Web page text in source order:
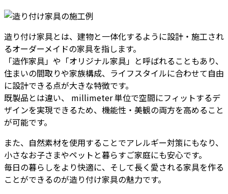
造り付け家具とは、建物と一体化するように設計・施工され
るオーダーメイドの家具を指します。
「造作家具」や「オリジナル家具」と呼ばれることもあり、
住まいの間取りや家族構成、ライフスタイルに合わせて自由
に設計できる点が大きな特徴です。
既製品とは違い、 millimeter 単位で空間にフィットするデ
ザインを実現できるため、機能性・美観の両方を高めること
が可能です。
また、自然素材を使用することでアレルギー対策にもなり、
小さなお子さまやペットと暮らすご家庭にも安心です。
毎日の暮らしをより快適に、そして長く愛される家具を作る
ことができるのが造り付け家具の魅力です。